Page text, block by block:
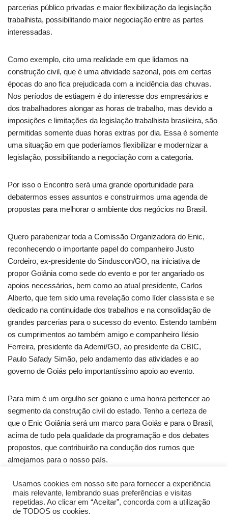
parcerias público privadas e maior flexibilização da legislação
trabalhista, possibilitando maior negociação entre as partes
interessadas.
Como exemplo, cito uma realidade em que lidamos na
construção civil, que é uma atividade sazonal, pois em certas
épocas do ano fica prejudicada com a incidência das chuvas.
Nos períodos de estiagem é do interesse dos empresários e
dos trabalhadores alongar as horas de trabalho, mas devido a
imposições e limitações da legislação trabalhista brasileira, são
permitidas somente duas horas extras por dia. Essa é somente
uma situação em que poderíamos flexibilizar e modernizar a
legislação, possibilitando a negociação com a categoria.
Por isso o Encontro será uma grande oportunidade para
debatermos esses assuntos e construirmos uma agenda de
propostas para melhorar o ambiente dos negócios no Brasil.
Quero parabenizar toda a Comissão Organizadora do Enic,
reconhecendo o importante papel do companheiro Justo
Cordeiro, ex-presidente do Sinduscon/GO, na iniciativa de
propor Goiânia como sede do evento e por ter angariado os
apoios necessários, bem como ao atual presidente, Carlos
Alberto, que tem sido uma revelação como líder classista e se
dedicado na continuidade dos trabalhos e na consolidação de
grandes parcerias para o sucesso do evento. Estendo também
os cumprimentos ao também amigo e companheiro Ilésio
Ferreira, presidente da Ademi/GO, ao presidente da CBIC,
Paulo Safady Simão, pelo andamento das atividades e ao
governo de Goiás pelo importantíssimo apoio ao evento.
Para mim é um orgulho ser goiano e uma honra pertencer ao
segmento da construção civil do estado. Tenho a certeza de
que o Enic Goiânia será um marco para Goiás e para o Brasil,
acima de tudo pela qualidade da programação e dos debates
propostos, que contribuirão na condução dos rumos que
almejamos para o nosso país.
Fonte: CBIC
Usamos cookies em nosso site para fornecer a experiência
mais relevante, lembrando suas preferências e visitas
repetidas. Ao clicar em “Aceitar”, concorda com a utilização
de TODOS os cookies.